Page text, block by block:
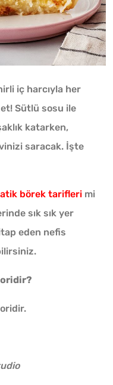
iç harcıyla her
Sütlü sosu ile
katarken,
saracak. İşte
börek tarifleri mi
sık sık yer
eden nefis